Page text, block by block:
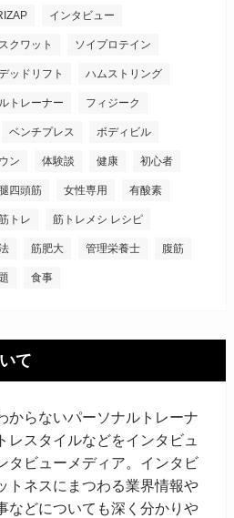
インタビュー
スクワット ソイプロテイン
ッドリフト ハムストリング
トレーナー フィジーク
ベンチプレス ボディビル
ン 体験談 健康 初心者
四頭筋 女性専用 有酸素
トレ 筋トレメシ レシピ
筋肥大 管理栄養士 腹筋
食事
て
からないパーソナルトレーナ
レスタイルなどをインタビュ
タビューメディア。インタビ
トネスにまつわる業界情報や
などについても深く分かりや